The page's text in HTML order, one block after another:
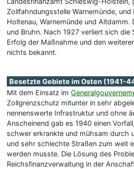
Zollfahndungsstelle Warnemünde,
Holtenau, Warnemünde und Altdamm.
und Bruhn. Nach 1927 verliert sich die
Erfolg der Maßnahme und den
nichts bekannt.
Besetzte Gebiete im Osten (1941-
Mit dem Einsatz im
Zollgrenzschutz mitunter in sehr
nennenswerte Infrastruktur und ohne
Anscheinend gab es 1940 einen
schwer erkrankte und mühsam durch
und sehr schlechte Straßen zum weit
werden musste. Die Lösung des
Reichsfinanzverwaltung in der